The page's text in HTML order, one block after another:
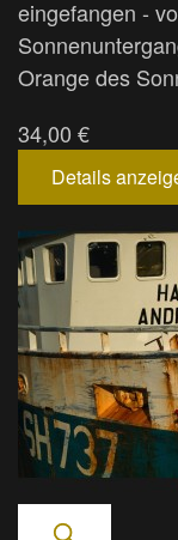
eingefangen -
Orange des
34,00 €
Details